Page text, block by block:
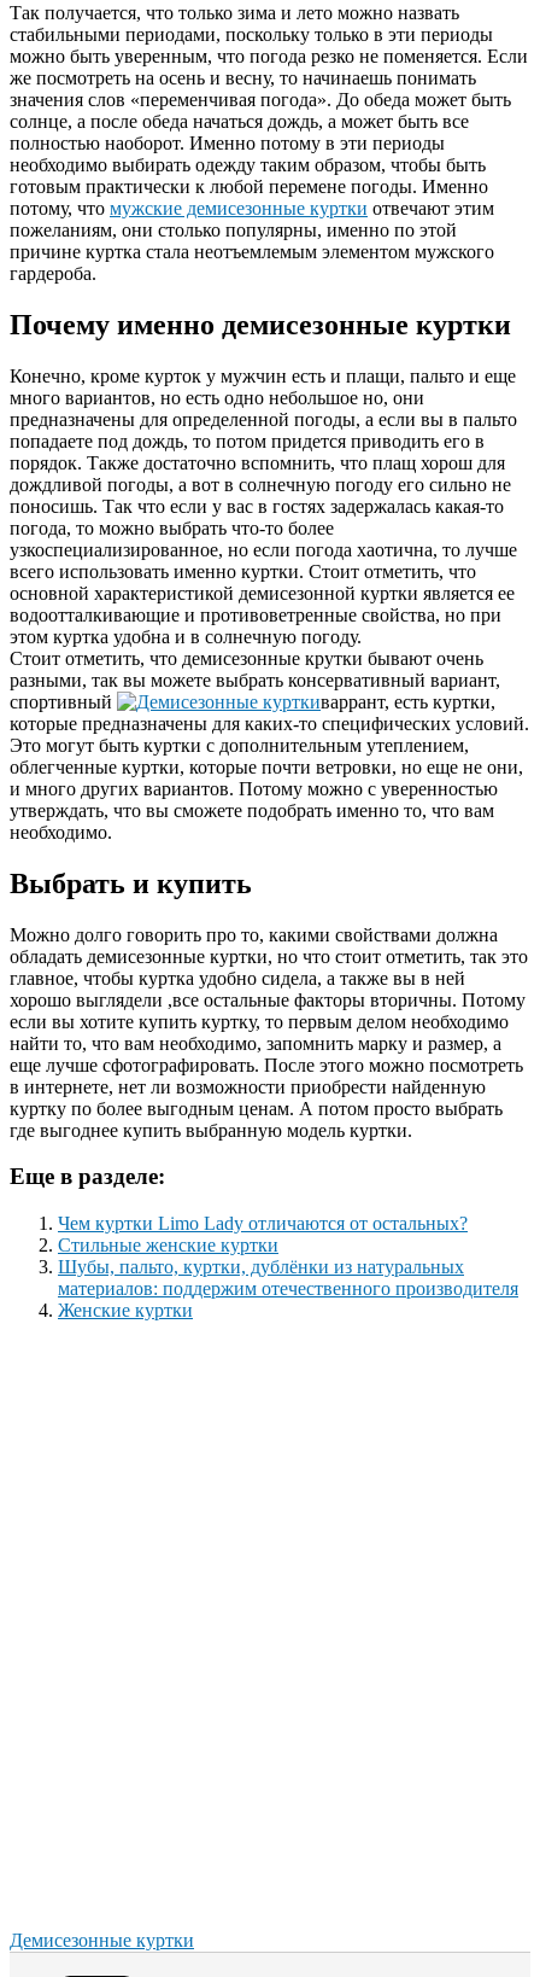
Так получается, что только зима и лето можно назвать
стабильными периодами, поскольку только в эти периоды
можно быть уверенным, что погода резко не поменяется. Если
же посмотреть на осень и весну, то начинаешь понимать
значения слов «переменчивая погода». До обеда может быть
солнце, а после обеда начаться дождь, а может быть все
полностью наоборот. Именно потому в эти периоды
необходимо выбирать одежду таким образом, чтобы быть
готовым практически к любой перемене погоды. Именно
потому, что мужские демисезонные куртки отвечают этим
пожеланиям, они столько популярны, именно по этой
причине куртка стала неотъемлемым элементом мужского
гардероба.
Почему именно демисезонные куртки
Конечно, кроме курток у мужчин есть и плащи, пальто и еще
много вариантов, но есть одно небольшое но, они
предназначены для определенной погоды, а если вы в пальто
попадаете под дождь, то потом придется приводить его в
порядок. Также достаточно вспомнить, что плащ хорош для
дождливой погоды, а вот в солнечную погоду его сильно не
поносишь. Так что если у вас в гостях задержалась какая-то
погода, то можно выбрать что-то более
узкоспециализированное, но если погода хаотична, то лучше
всего использовать именно куртки. Стоит отметить, что
основной характеристикой демисезонной куртки является ее
водоотталкивающие и противоветренные свойства, но при
этом куртка удобна и в солнечную погоду.
Стоит отметить, что демисезонные крутки бывают очень
разными, так вы можете выбрать консервативный вариант,
спортивный
варрант, есть куртки,
которые предназначены для каких-то специфических условий.
Это могут быть куртки с дополнительным утеплением,
облегченные куртки, которые почти ветровки, но еще не они,
и много других вариантов. Потому можно с уверенностью
утверждать, что вы сможете подобрать именно то, что вам
необходимо.
Выбрать и купить
Можно долго говорить про то, какими свойствами должна
обладать демисезонные куртки, но что стоит отметить, так это
главное, чтобы куртка удобно сидела, а также вы в ней
хорошо выглядели ,все остальные факторы вторичны. Потому
если вы хотите купить куртку, то первым делом необходимо
найти то, что вам необходимо, запомнить марку и размер, а
еще лучше сфотографировать. После этого можно посмотреть
в интернете, нет ли возможности приобрести найденную
куртку по более выгодным ценам. А потом просто выбрать
где выгоднее купить выбранную модель куртки.
Еще в разделе:
Чем куртки Limo Lady отличаются от остальных?
Стильные женские куртки
Шубы, пальто, куртки, дублёнки из натуральных
материалов: поддержим отечественного производителя
Женские куртки
Демисезонные куртки